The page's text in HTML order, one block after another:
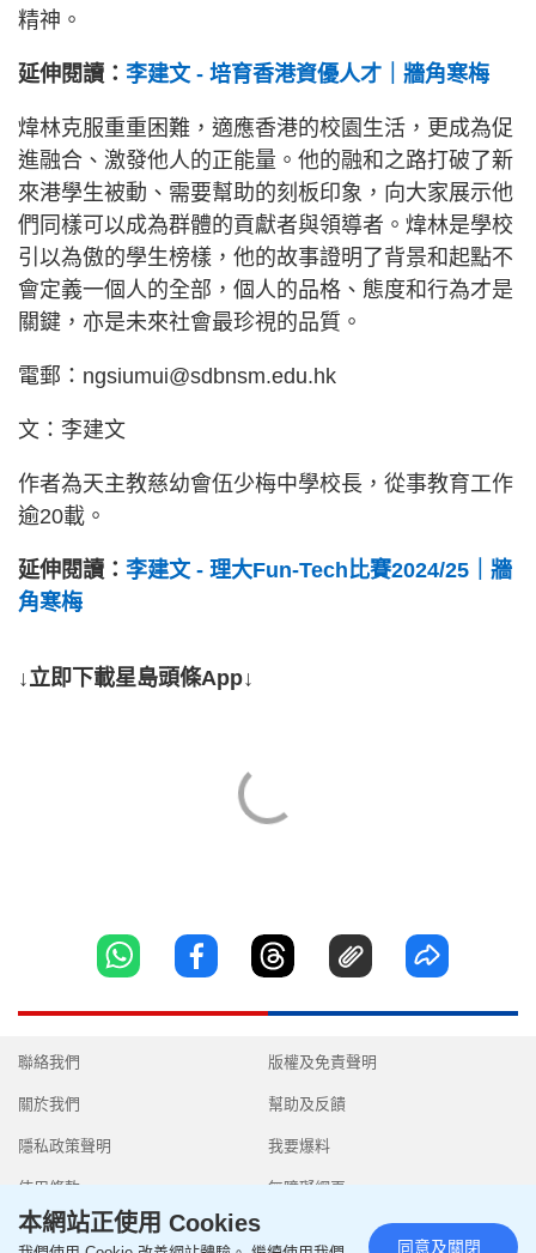
精神。
延伸閱讀： 李建文 - 培育香港資優人才｜牆角寒梅
煒林克服重重困難，適應香港的校園生活，更成為促
進融合、激發他人的正能量。他的融和之路打破了新
來港學生被動、需要幫助的刻板印象，向大家展示他
們同樣可以成為群體的貢獻者與領導者。煒林是學校
引以為傲的學生榜樣，他的故事證明了背景和起點不
會定義一個人的全部，個人的品格、態度和行為才是
關鍵，亦是未來社會最珍視的品質。
電郵：ngsiumui@sdbnsm.edu.hk
文：李建文
作者為天主教慈幼會伍少梅中學校長，從事教育工作
逾20載。
延伸閱讀： 李建文 - 理大Fun-Tech比賽2024/25｜牆
角寒梅
↓立即下載星島頭條App↓
聯絡我們
關於我們
隱私政策聲明
使用條款
版權及免責聲明
幫助及反饋
我要爆料
無障礙網頁
本網站正使用 Cookies
同意及關閉